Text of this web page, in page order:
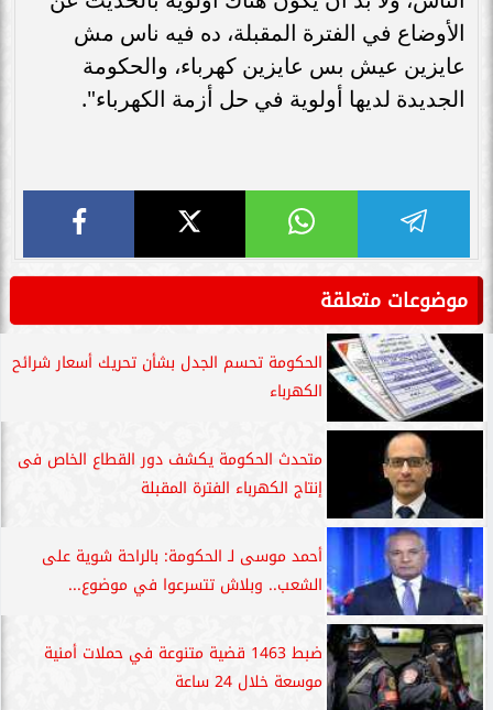
الأوضاع في الفترة المقبلة، ده فيه ناس مش
عايزين عيش بس عايزين كهرباء، والحكومة
الجديدة لديها أولوية في حل أزمة الكهرباء".
موضوعات متعلقة
الحكومة تحسم الجدل بشأن تحريك أسعار شرائح
الكهرباء
متحدث الحكومة يكشف دور القطاع الخاص فى
إنتاج الكهرباء الفترة المقبلة
أحمد موسى لـ الحكومة: بالراحة شوية على
الشعب.. وبلاش تتسرعوا في موضوع...
ضبط 1463 قضية متنوعة في حملات أمنية
موسعة خلال 24 ساعة